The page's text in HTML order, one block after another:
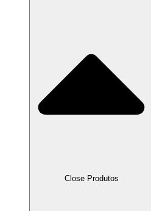
Close Produtos